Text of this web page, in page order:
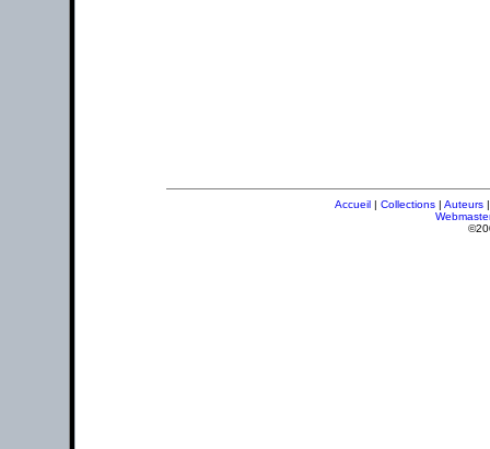
Accueil | Collections | Auteurs